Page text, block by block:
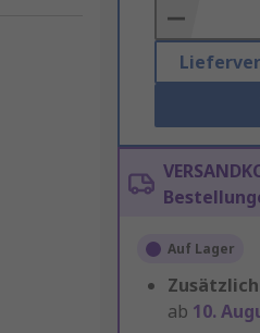
Basket
Auf Lager
Zusätzlich
ab 10.